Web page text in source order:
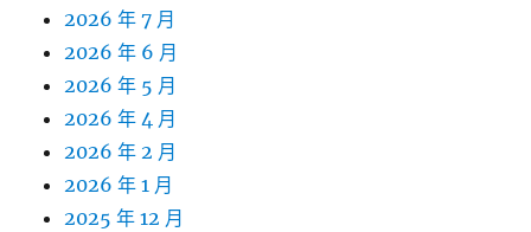
2026 年 7 月
2026 年 6 月
2026 年 5 月
2026 年 4 月
2026 年 2 月
2026 年 1 月
2025 年 12 月